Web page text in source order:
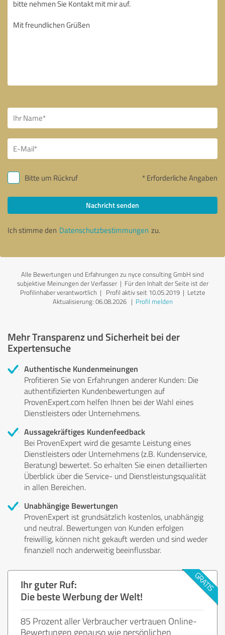
Bitte um Rückruf * Erforderliche Angaben
Nachricht senden
Ich stimme den Datenschutzbestimmungen zu.
Alle Bewertungen und Erfahrungen zu nyce consulting GmbH sind
subjektive Meinungen der Verfasser | Für den Inhalt der Seite ist der
Profilinhaber verantwortlich | Profil aktiv seit 10.05.2019 | Letzte
Aktualisierung: 06.08.2026| Profil melden
Mehr Transparenz und Sicherheit bei der
Expertensuche
Authentische Kundenmeinungen
Profitieren Sie von Erfahrungen anderer Kunden: Die
authentifizierten Kundenbewertungen auf
ProvenExpert.com helfen Ihnen bei der Wahl eines
Dienstleisters oder Unternehmens.
Aussagekräftiges Kundenfeedback
Bei ProvenExpert wird die gesamte Leistung eines
Dienstleisters oder Unternehmens (z.B. Kundenservice,
Beratung) bewertet. So erhalten Sie einen detaillierten
Überblick über die Service- und Dienstleistungsqualität
in allen Bereichen.
Unabhängige Bewertungen
ProvenExpert ist grundsätzlich kostenlos, unabhängig
und neutral. Bewertungen von Kunden erfolgen
freiwillig, können nicht gekauft werden und sind weder
finanziell noch anderweitig beeinflussbar.
Ihr guter Ruf:
Die beste Werbung der Welt!
85 Prozent aller Verbraucher vertrauen Online-
Bewertungen genauso wie persönlichen